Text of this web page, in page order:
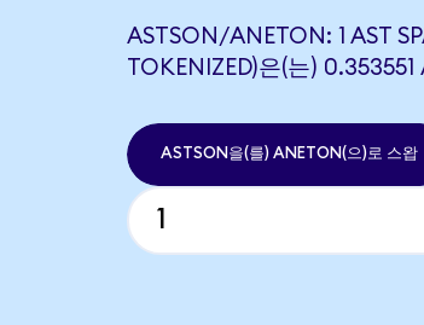
ASTSON/ANETON: 1 AST
TOKENIZED)은(는)
ASTSON을(를) ANETON(으)로 스왑